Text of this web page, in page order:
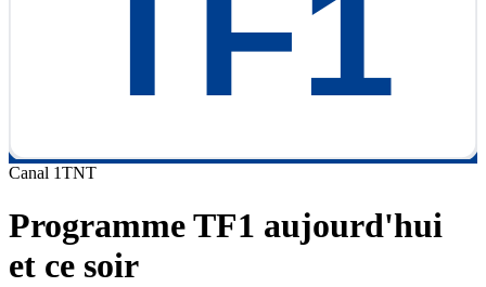
Canal 1TNT
ProgrammeTF1 aujourd'hui
et ce soir